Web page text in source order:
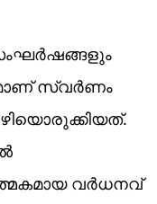
സ്വര്‍ണം
വര്‍ധനവ്